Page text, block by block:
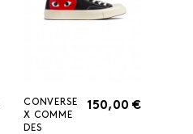
CONVERSE
X COMME
DES
150,00 €